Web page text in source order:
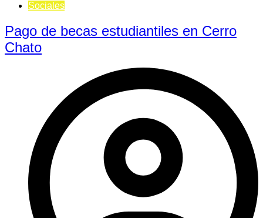
Sociales
Pago de becas estudiantiles en Cerro
Chato